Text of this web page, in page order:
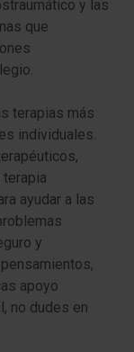
y las
que
terapias más
individuales.
ayudar a las
y
apoyo
no dudes en